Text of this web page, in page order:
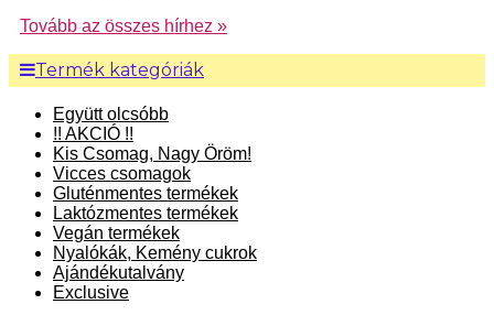
Tovább az összes hírhez »
Termék kategóriák
Együtt olcsóbb
!! AKCIÓ !!
Kis Csomag, Nagy Öröm!
Vicces csomagok
Gluténmentes termékek
Laktózmentes termékek
Vegán termékek
Nyalókák, Kemény cukrok
Ajándékutalvány
Exclusive